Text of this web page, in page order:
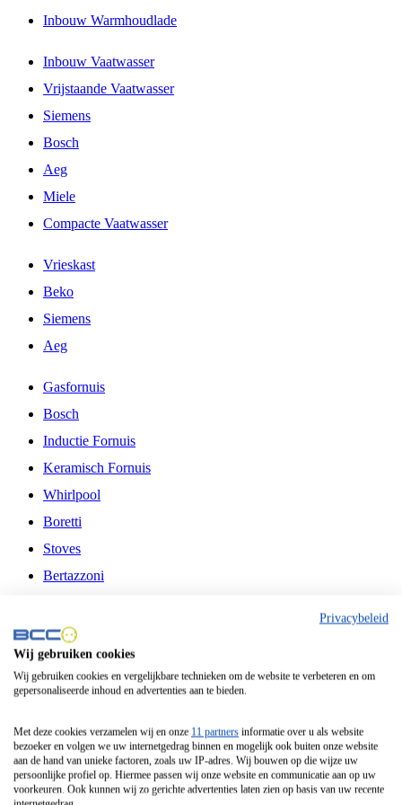
Inbouw Warmhoudlade
Inbouw Vaatwasser
Vrijstaande Vaatwasser
Siemens
Bosch
Aeg
Miele
Compacte Vaatwasser
Vrieskast
Beko
Siemens
Aeg
Gasfornuis
Bosch
Inductie Fornuis
Keramisch Fornuis
Whirlpool
Boretti
Stoves
Bertazzoni
Fitelli
Airfryer
Frituurpan
Contactgrill
Broodbakmachine
Broodrooster
Privacybeleid
Wij gebruiken cookies
Wij gebruiken cookies en vergelijkbare technieken om de website te verbeteren en om
gepersonaliseerde inhoud en advertenties aan te bieden.
Met deze cookies verzamelen wij en onze 11 partners informatie over u als website
bezoeker en volgen we uw internetgedrag binnen en mogelijk ook buiten onze website
aan de hand van unieke factoren, zoals uw IP-adres. Wij bouwen op die wijze uw
persoonlijke profiel op. Hiermee passen wij onze website en communicatie aan op uw
voorkeuren. Ook kunnen wij zo gerichte advertenties laten zien op basis van uw recente